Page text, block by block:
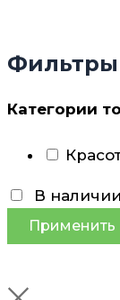
Фильтры
Категории
В наличии
Применить